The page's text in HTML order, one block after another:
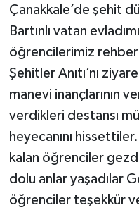
Çanakkale’de şehit
Bartınlı vatan
öğrencilerimiz
Şehitler Anıtı’nı
manevi inançlarının
verdikleri destansı
heyecanını
kalan öğrenciler
dolu anlar yaşadılar
öğrenciler teşekkür